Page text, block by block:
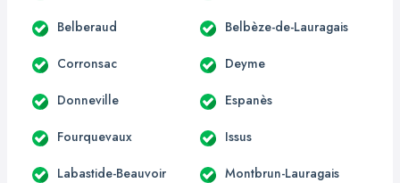
Belberaud Belbèze-de-Lauragais
Corronsac Deyme
Donneville Espanès
Fourquevaux Issus
Labastide-Beauvoir Montbrun-Lauragais